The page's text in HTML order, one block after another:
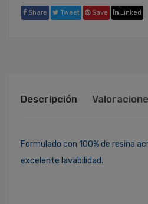
Share Tweet Save Linked
Descripción
Formulado con 100% de resina
excelente lavabilidad.